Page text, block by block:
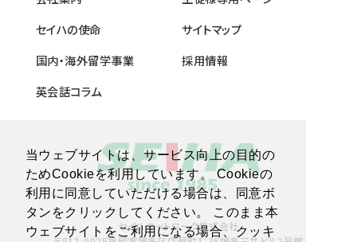
当ウェブサイトは、サービス向上の目的の
ためCookieを利用しています。 Cookieの
利用に同意していただける場合は、同意ボ
タンをクリックしてください。 このまま本
ウェブサイトをご利用になる場合、クッキ
セイハの使命
国内・海外留学事業
英会話コラム
サイトマップ
採用情報
セイハネットワーク株式会社